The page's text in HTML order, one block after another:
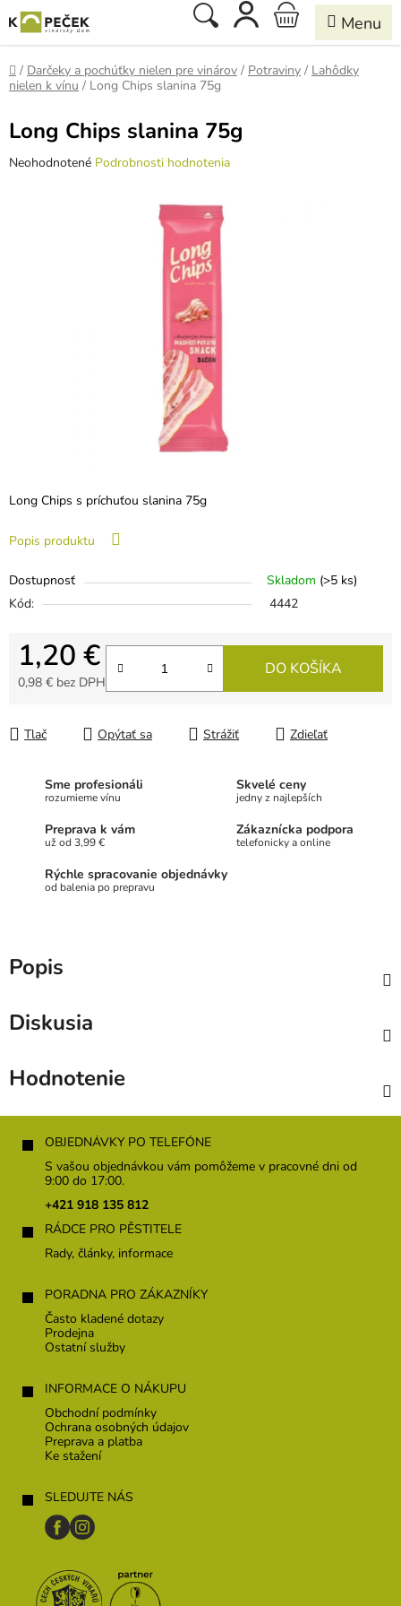
na
obsah
Hľadať
NÁKUPNÝ
KOŠÍK
Domov
/ Darčeky a pochúťky nielen pre vinárov / Potraviny / Lahôdky
nielen k vínu / Long Chips slanina 75g
Long Chips s príchuťou slanina 75g
Popis produktu
Dostupnosť Skladom (>5 ks)
Kód:
4442
1,20 €
0,98 € bez DPH
DO KOŠÍKA
Tlač Opýtať sa Strážiť Zdieľať
Long Chips slanina 75g
Priemerné
Neohodnotené Podrobnosti hodnotenia
Sme profesionáli
rozumieme vínu
Skvelé ceny
jedny z najlepších
Preprava k vám
už od 3,99 €
Zákaznícka podpora
telefonicky a online
Rýchle spracovanie objednávky
od balenia po prepravu
Popis
Diskusia
Hodnotenie
OBJEDNÁVKY PO TELEFÓNE
S vašou objednávkou vám pomôžeme v pracovné dni od
9:00 do 17:00.
+421 918 135 812
RÁDCE PRO PĚSTITELE
Rady, články, informace
PORADNA PRO ZÁKAZNÍKY
Často kladené dotazy
Prodejna
Ostatní služby
INFORMACE O NÁKUPU
Obchodní podmínky
Ochrana osobných údajov
Preprava a platba
Ke stažení
SLEDUJTE NÁS